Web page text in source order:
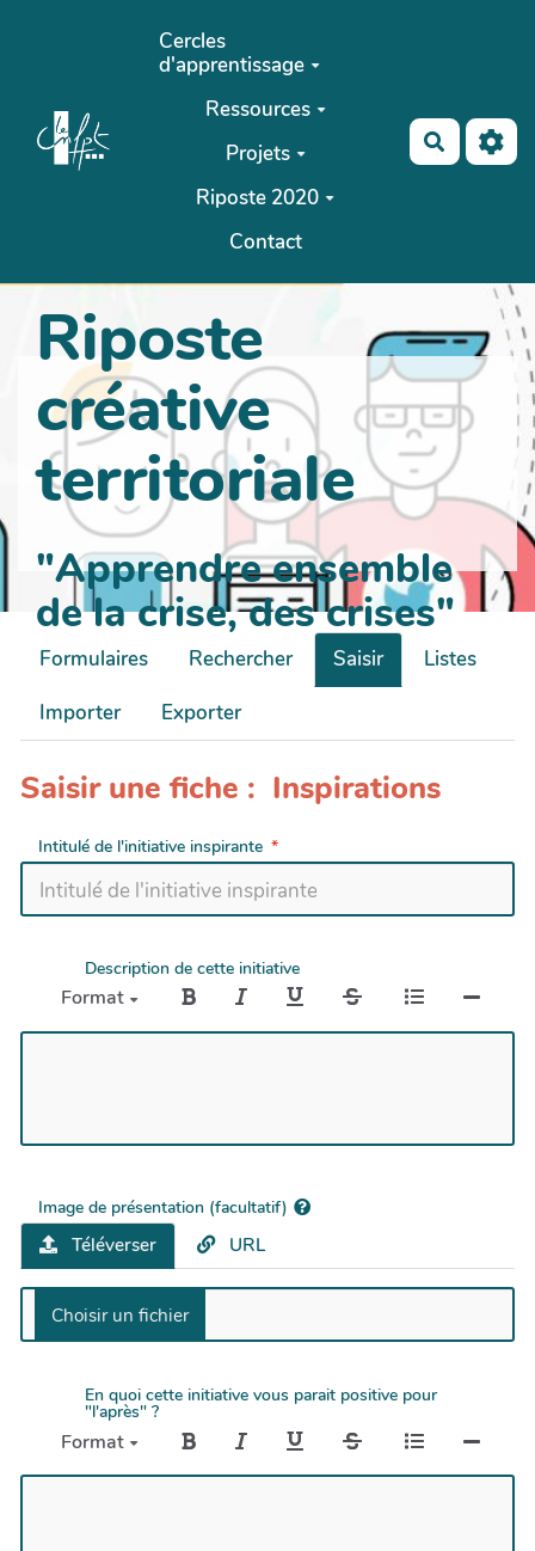
Aller au contenu principal
Cercles
d'apprentissage
Ressources
Projets
Riposte 2020
Contact
Riposte
créative
territoriale
"Apprendre ensemble
de la crise, des crises"
Formulaires Rechercher Saisir
Listes
Importer
Exporter
Saisir une fiche : Inspirations
Intitulé de l'initiative inspirante
Description de cette initiative
Format
Image de présentation (facultatif)
Téléverser URL
En quoi cette initiative vous parait positive pour
"l'après" ?
Format